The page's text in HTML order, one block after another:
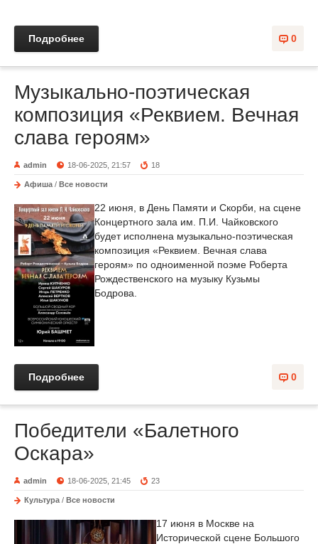
0
Подробнее
Музыкально-поэтическая
композиция «Реквием. Вечная
слава героям»
admin 18-06-2025, 21:57 18
Афиша / Все новости
22 июня, в День Памяти и Скорби, на сцене
Концертного зала им. П.И. Чайковского
будет исполнена музыкально-поэтическая
композиция «Реквием. Вечная слава
героям» по одноименной поэме Роберта
Рождественского на музыку Кузьмы
Бодрова.
0
Подробнее
Победители «Балетного
Оскара»
admin 18-06-2025, 21:45 23
Культура / Все новости
17 июня в Москве на
Исторической сцене Большого